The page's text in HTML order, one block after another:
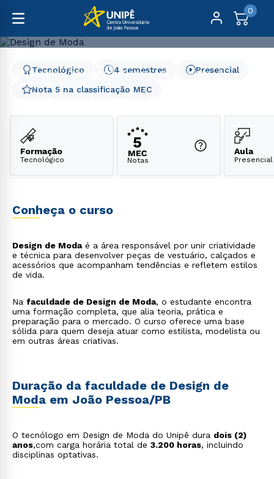
0
Graduação
Arquitetura, Design, Artes e Moda
Design de Moda
Nota 5 na classificação MEC
4 semestres
Tecnológico Presencial
Formação
Tecnológico Notas
Aula
Presencial
Conheça o curso
Design de Modaé a área responsável por unir criatividade
e técnica para desenvolver peças de vestuário, calçados e
acessórios que acompanham tendências e refletem estilos
de vida.
Na faculdade de Design de Moda, o estudante encontra
uma formação completa, que alia teoria, prática e
preparação para o mercado. O curso oferece uma base
sólida para quem deseja atuar como estilista, modelista ou
em outras áreas criativas.
Duração da faculdade de Design de
Moda em João Pessoa/PB
O tecnólogo em Design de Moda do Unipê dura dois (2)
anos,com carga horária total de 3.200 horas, incluindo
disciplinas optativas.